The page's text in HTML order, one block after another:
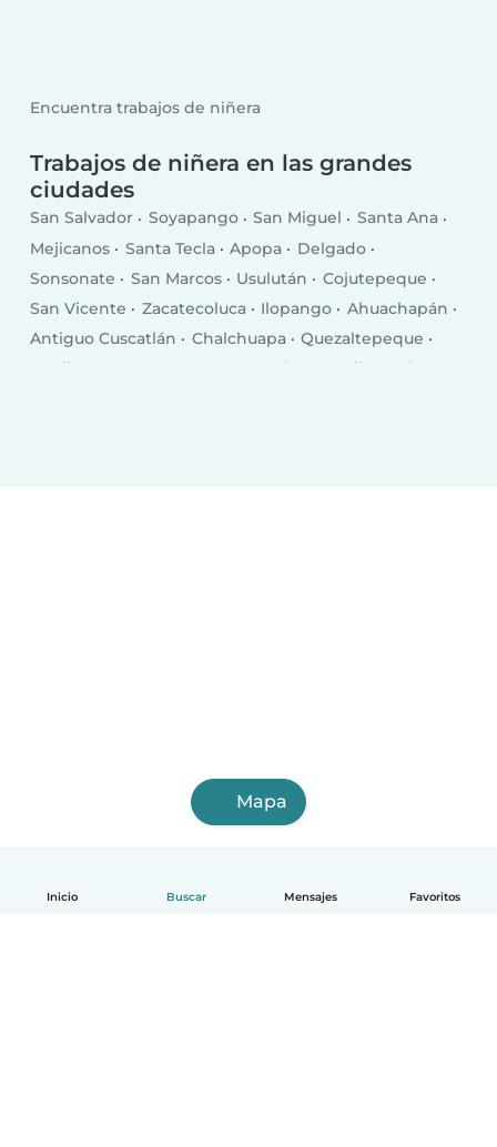
Inicio Buscar Mensajes Favoritos
Encuentra trabajos de niñera
Trabajos de niñera en las grandes
ciudades
San Salvador Soyapango San Miguel
Santa Ana
Mejicanos
Santa Tecla Apopa
Delgado
Sonsonate
San Marcos Usulután
Cojutepeque
San Vicente
Zacatecoluca Ilopango
Ahuachapán
Antiguo Cuscatlán
Chalchuapa
Quezaltepeque
Aguilares
Izalco
La Libertad
Mapa